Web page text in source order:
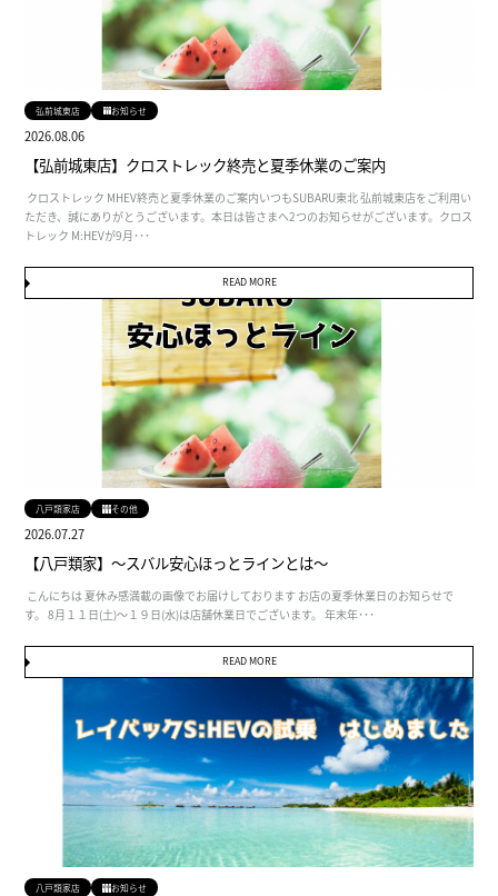
弘前城東店 お知らせ
2026.08.06
【弘前城東店】クロストレック終売と夏季休業のご案内
クロストレック MHEV終売と夏季休業のご案内いつもSUBARU東北 弘前城東店をご利用い
ただき、誠にありがとうございます。本日は皆さまへ2つのお知らせがございます。クロス
トレック M:HEVが9月･･･
READ MORE
八戸類家店 その他
2026.07.27
【八戸類家】～スバル安心ほっとラインとは～
こんにちは 夏休み感満載の画像でお届けしております お店の夏季休業日のお知らせで
す。 8月１１日(土)～１９日(水)は店舗休業日でございます。 年末年･･･
READ MORE
八戸類家店 お知らせ